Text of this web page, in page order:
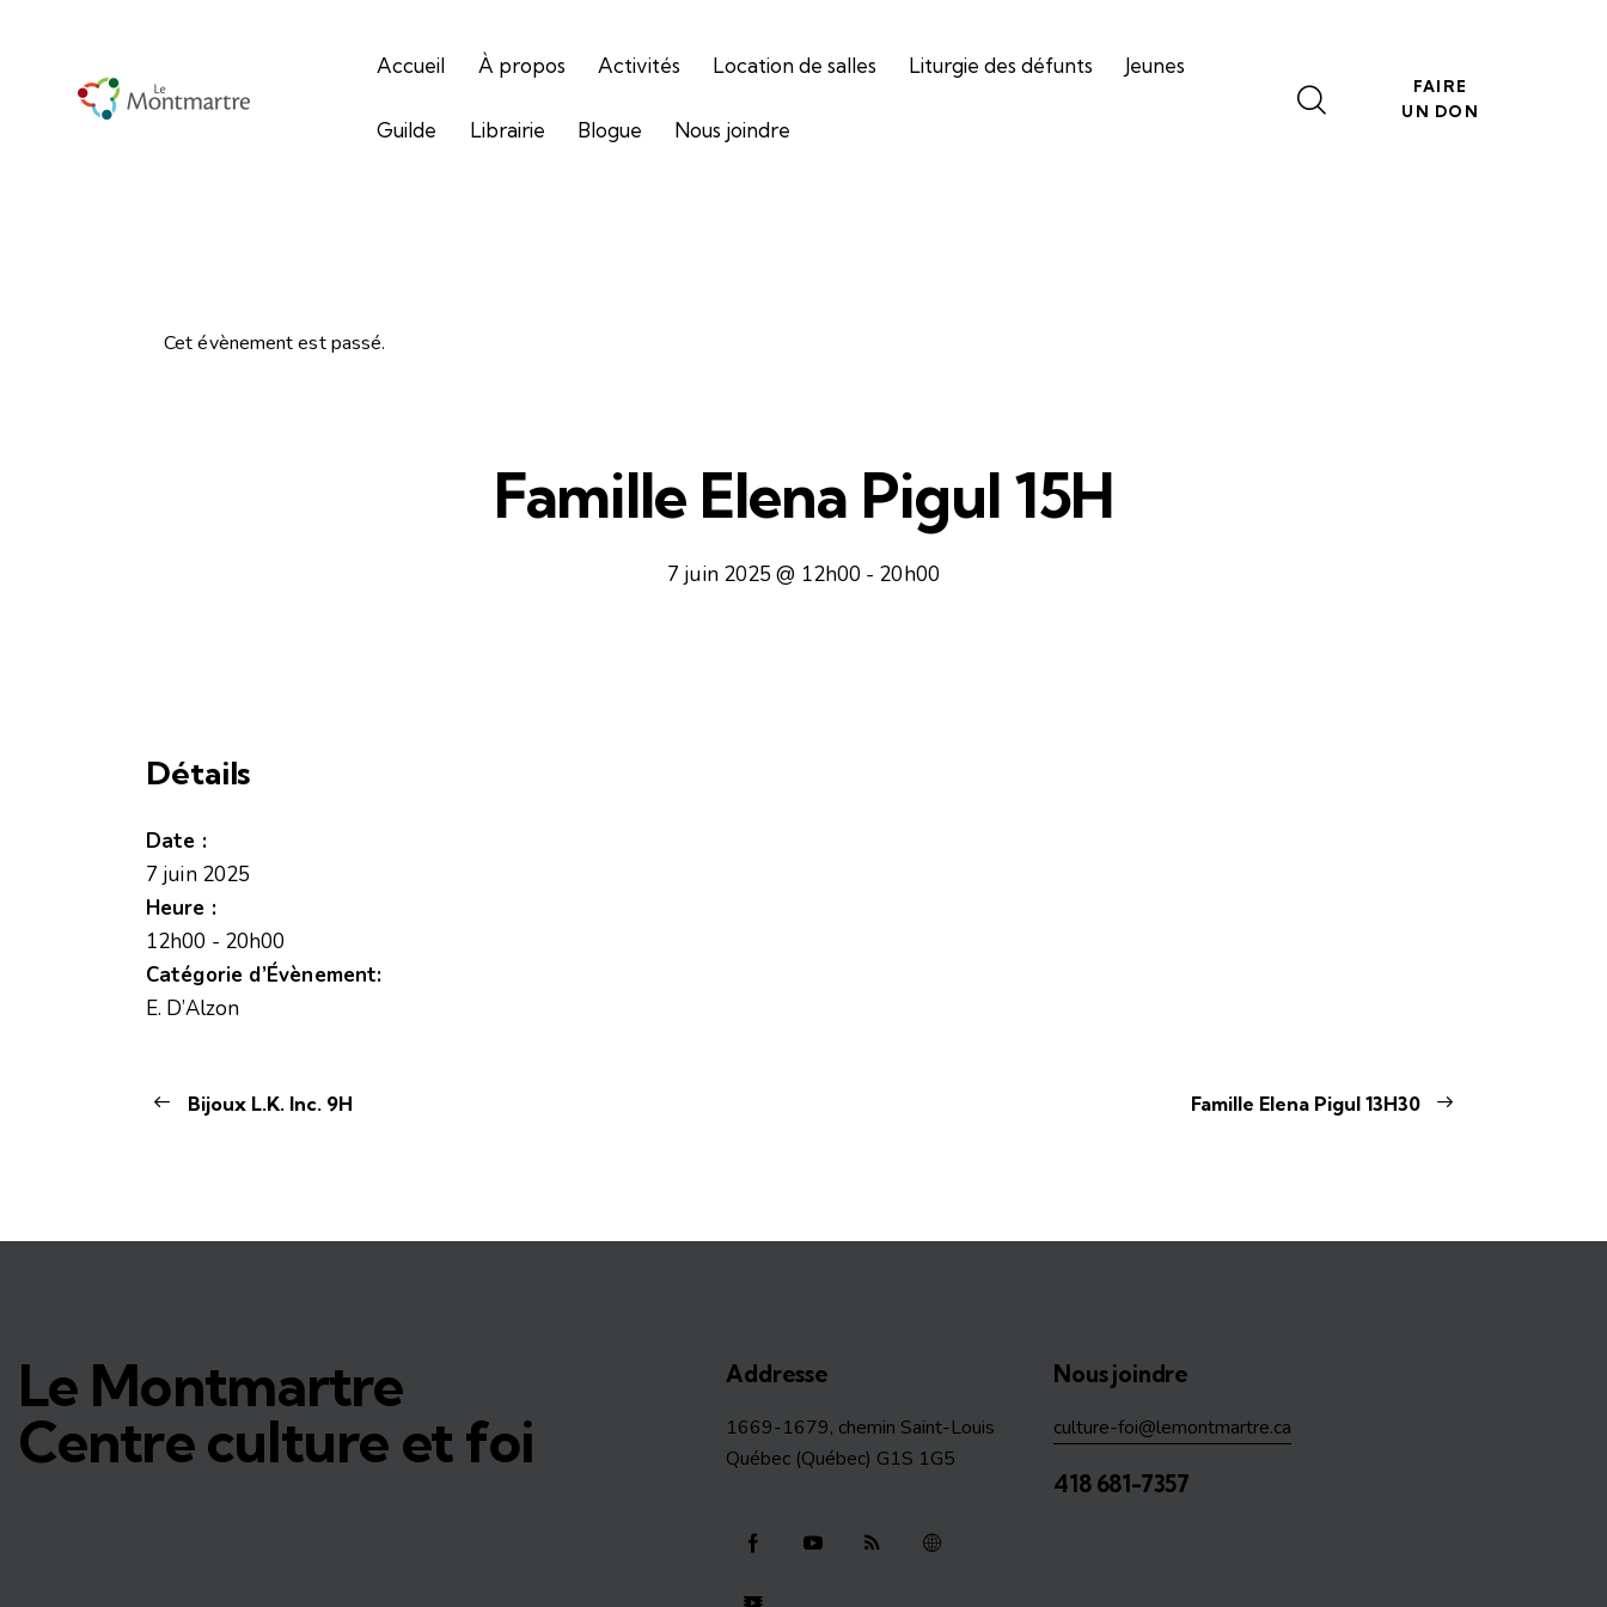
Accueil À propos Activités Location de salles Liturgie des défunts Jeunes
Guilde Librairie Blogue Nous joindre
FAIRE
UN DON
Cet évènement est passé.
Famille Elena Pigul 15H
7 juin 2025 @ 12h00 - 20h00
Détails
Date :
7 juin 2025
Heure :
12h00 - 20h00
Catégorie d’Évènement:
E. D’Alzon
Bijoux L.K. Inc. 9H Famille Elena Pigul 13H30
Le Montmartre
Centre culture et foi
Addresse
1669-1679, chemin Saint-Louis
Québec (Québec) G1S 1G5
Nous joindre
culture-foi@lemontmartre.ca
418 681-7357